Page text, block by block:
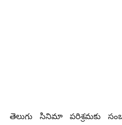
తెలుగు సినిమా పరిశ్రమకు